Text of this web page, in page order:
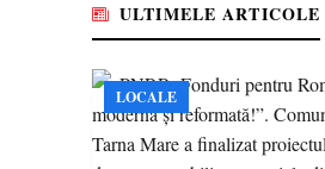
ULTIMELE ARTICOLE
LOCALE